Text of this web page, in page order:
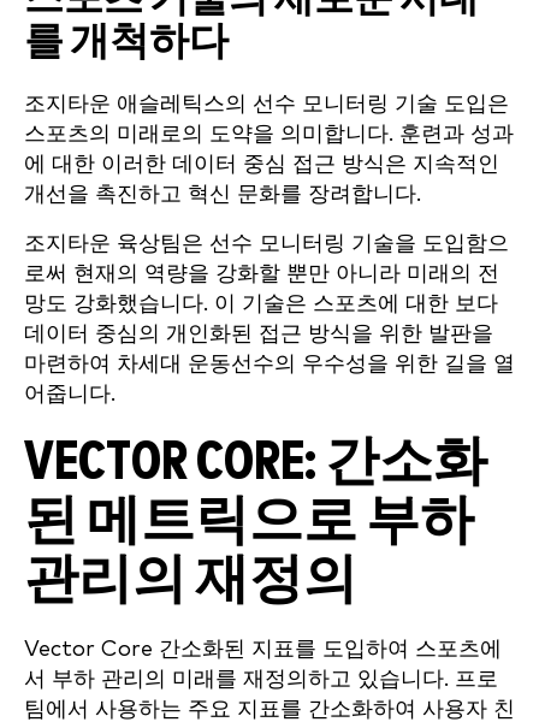
를 개척하다
조지타운 애슬레틱스의 선수 모니터링 기술 도입은
스포츠의 미래로의 도약을 의미합니다. 훈련과 성과
에 대한 이러한 데이터 중심 접근 방식은 지속적인
개선을 촉진하고 혁신 문화를 장려합니다.
조지타운 육상팀은 선수 모니터링 기술을 도입함으
로써 현재의 역량을 강화할 뿐만 아니라 미래의 전
망도 강화했습니다. 이 기술은 스포츠에 대한 보다
데이터 중심의 개인화된 접근 방식을 위한 발판을
마련하여 차세대 운동선수의 우수성을 위한 길을 열
어줍니다.
VECTOR CORE: 간소화
된 메트릭으로 부하
관리의 재정의
Vector Core 간소화된 지표를 도입하여 스포츠에
서 부하 관리의 미래를 재정의하고 있습니다. 프로
팀에서 사용하는 주요 지표를 간소화하여 사용자 친